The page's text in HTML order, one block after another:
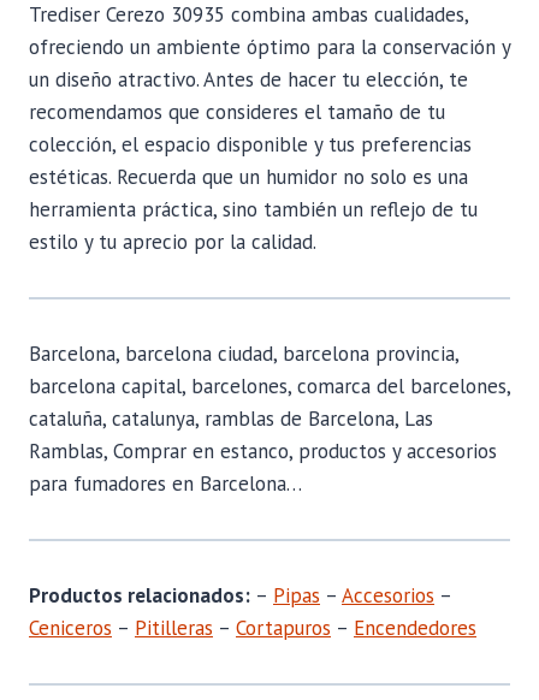
Trediser Cerezo 30935 combina ambas cualidades,
ofreciendo un ambiente óptimo para la conservación y
un diseño atractivo. Antes de hacer tu elección, te
recomendamos que consideres el tamaño de tu
colección, el espacio disponible y tus preferencias
estéticas. Recuerda que un humidor no solo es una
herramienta práctica, sino también un reflejo de tu
estilo y tu aprecio por la calidad.
Barcelona, barcelona ciudad, barcelona provincia,
barcelona capital, barcelones, comarca del barcelones,
cataluña, catalunya, ramblas de Barcelona, Las
Ramblas, Comprar en estanco, productos y accesorios
para fumadores en Barcelona…
Productos relacionados: – Pipas – Accesorios –
Ceniceros – Pitilleras – Cortapuros – Encendedores